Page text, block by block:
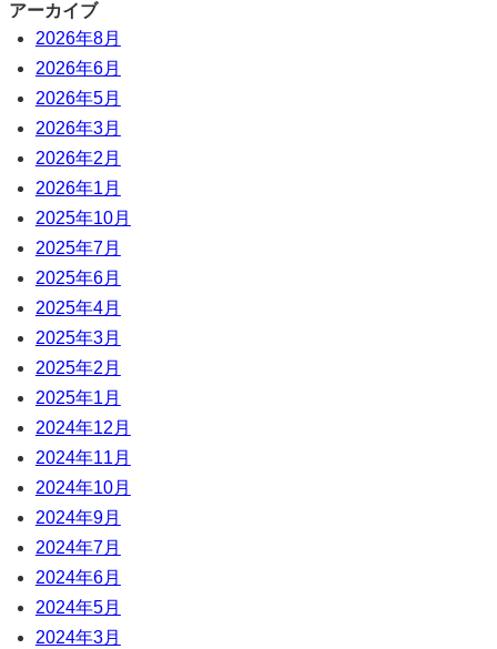
アーカイブ
2026年8月
2026年6月
2026年5月
2026年3月
2026年2月
2026年1月
2025年10月
2025年7月
2025年6月
2025年4月
2025年3月
2025年2月
2025年1月
2024年12月
2024年11月
2024年10月
2024年9月
2024年7月
2024年6月
2024年5月
2024年3月